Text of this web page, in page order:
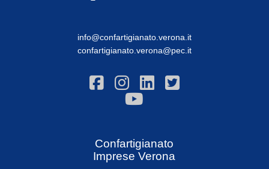
info@confartigianato.verona.it
confartigianato.verona@pec.it
Confartigianato
Imprese Verona